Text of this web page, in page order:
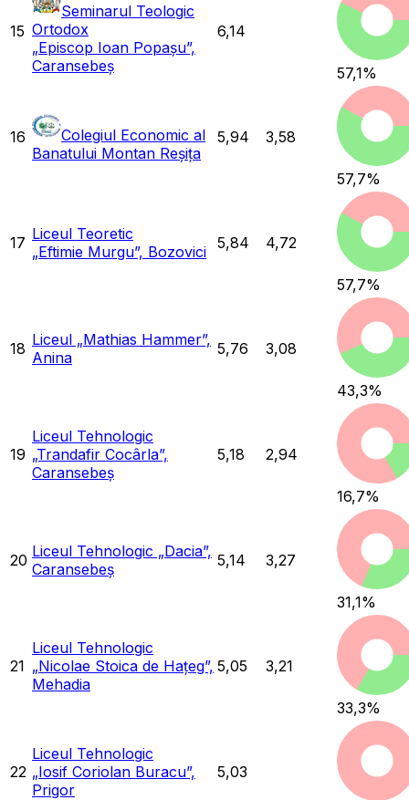
15
Seminarul Teologic
Ortodox
„Episcop Ioan Popașu”,
Caransebeș
6,14
57,1%
16
Colegiul Economic al
Banatului Montan Reșița
5,94 3,58
57,7%
17 Liceul Teoretic
„Eftimie Murgu”, Bozovici 5,84 4,72
57,7%
18 Liceul „Mathias Hammer”,
Anina
5,76 3,08
43,3%
19
Liceul Tehnologic
„Trandafir Cocârla”,
Caransebeș
5,18 2,94
16,7%
20 Liceul Tehnologic „Dacia”,
Caransebeș
5,14 3,27
31,1%
21
Liceul Tehnologic
„Nicolae Stoica de Hațeg”,
Mehadia
5,05 3,21
33,3%
22
Liceul Tehnologic
„Iosif Coriolan Buracu”,
Prigor
5,03